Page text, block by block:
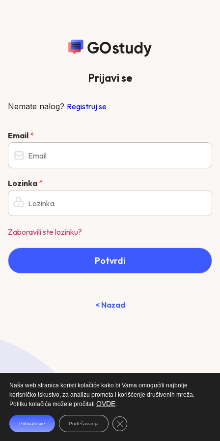
Prijavi se
Nemate nalog? Registruj se
Email *
Lozinka *
Zaboravili ste lozinku?
Potvrdi
< Nazad
Naša web stranica koristi kolačiće kako bi Vama omogućili najbolje
korisničko iskustvo, za analizu prometa i korišćenje društvenih mreža.
Politku kolačića možete pročitati OVDE.
Prihvati sve Podešavanja Close GDPR Cookie Banner